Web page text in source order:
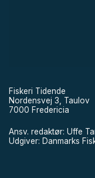
Fiskeri Tidende
Nordensvej 3, Taulov
7000 Fredericia
Ansv. redaktør: Uffe
Udgiver: Danmarks